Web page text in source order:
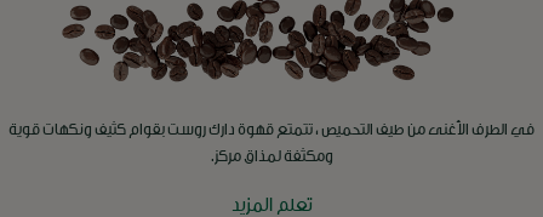
في الطرف الأغنى من طيف التحميص ، تتمتع قهوة دارك روست بقوام كثيف ونكهات قوية
ومكثفة لمذاق مركز.
تعلم المزيد